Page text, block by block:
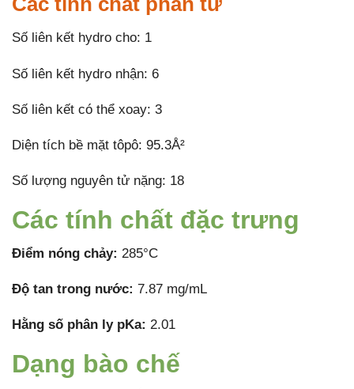
Số liên kết hydro cho: 1
Số liên kết hydro nhận: 6
Số liên kết có thể xoay: 3
Diện tích bề mặt tôpô: 95.3Å²
Số lượng nguyên tử nặng: 18
Các tính chất đặc trưng
Điểm nóng chảy: 285°C
Độ tan trong nước: 7.87 mg/mL
Hằng số phân ly pKa: 2.01
Dạng bào chế